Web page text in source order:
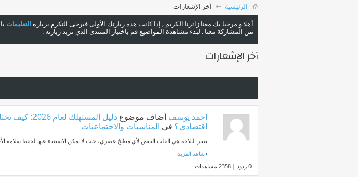
الرئيسية
آخر الإشعارات
أهلا و مرحبا بك معنا زائرنا الكريم , إذا كانت هذه زيارتك الأولى فيرجى التكرم بزيارة التعليمات
من المشاركة معنا , لبدء مشاهدة المواضيع قم باختيار المنتدى الذي تريد زيارته .
آخر الإشعارات
احمد يوسف أضاف موضوع
دليل
اقتصادي؟ في المناسبات والاجتماعيات
تعتبر الثلاجة هي القلب النابض لأي مطبخ عصري، حيث لا يمكن الاستغناء عنها لحفظ سلامة
شاهد المزيد
0 ردود | 2358 مشاهدات